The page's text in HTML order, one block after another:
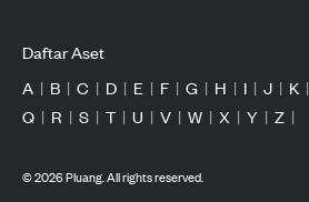
Daftar Aset
A | B | C | D | E | F | G | H | I | J | K |
Q | R | S | T | U | V | W | X | Y | Z |
©2026Pluang. All rights reserved.